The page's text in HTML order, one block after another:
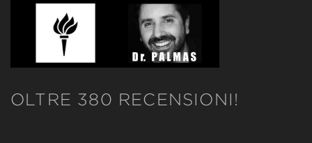
OLTRE 380 RECENSIONI!